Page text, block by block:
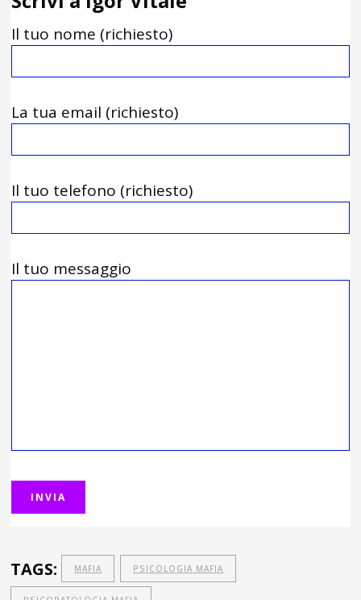
Il tuo nome (richiesto)
La tua email (richiesto)
Il tuo telefono (richiesto)
Il tuo messaggio
TAGS: MAFIA PSICOLOGIA MAFIA